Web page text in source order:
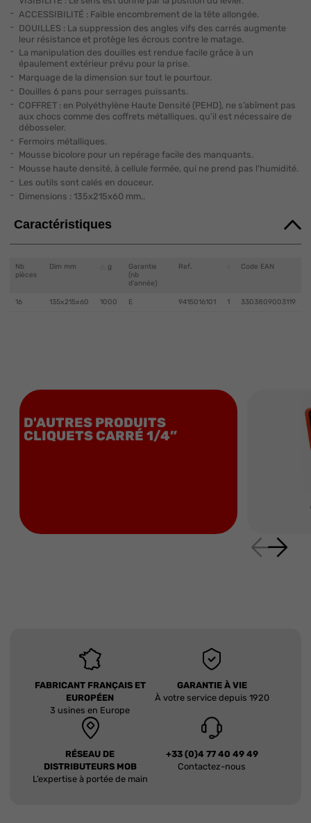
ACCESSIBILITÉ : Faible encombrement de la tête allongée.
DOUILLES : La suppression des angles vifs des carrés augmente
leur résistance et protège les écrous contre le matage.
La manipulation des douilles est rendue facile grâce à un
épaulement extérieur prévu pour la prise.
Marquage de la dimension sur tout le pourtour.
Douilles 6 pans pour serrages puissants.
COFFRET : en Polyéthylène Haute Densité (PEHD), ne s’abîment pas
aux chocs comme des coffrets métalliques, qu’il est nécessaire de
débosseler.
Fermoirs métalliques.
Mousse bicolore pour un repérage facile des manquants.
Mousse haute densité, à cellule fermée, qui ne prend pas l'humidité.
Les outils sont calés en douceur.
Dimensions : 135x215x60 mm..
Caractéristiques
Nb
pièces
Dim mm g
Garantie
(nb
d'année)
Ref. Code EAN
16 135x215x60 1000 E 9415016101 1 3303809003119
D'AUTRES PRODUITS
CLIQUETS CARRÉ 1/4”
FABRICANT FRANÇAIS ET
EUROPÉEN
3 usines en Europe
GARANTIE À VIE
À votre service depuis 1920
RÉSEAU DE
DISTRIBUTEURS MOB
L’expertise à portée de main
+33 (0)4 77 40 49 49
Contactez-nous